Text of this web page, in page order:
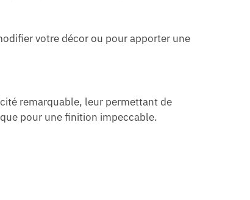
votre décor ou pour apporter une
remarquable, leur permettant de
pour une finition impeccable.